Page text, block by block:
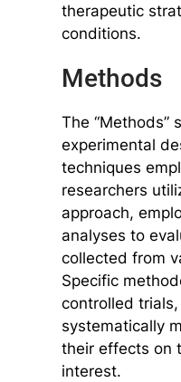
therapeutic
conditions.
Methods
The “Methods”
experimental
techniques
researchers
approach,
analyses to
collected from
Specific
controlled
systematically
their effects on
interest.